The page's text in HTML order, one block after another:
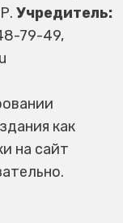
Учредитель:
79-49,
как
на сайт